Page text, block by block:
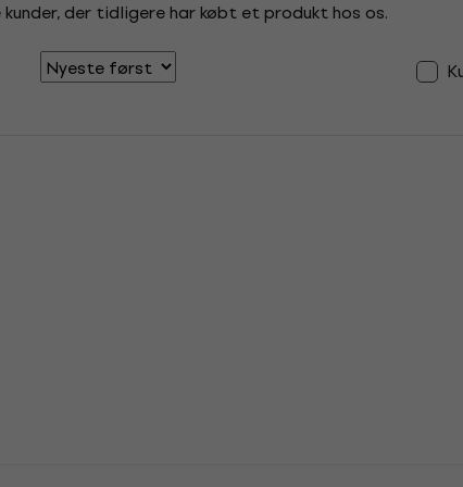
der tidligere har købt et produkt hos os.